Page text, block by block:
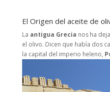
El Origen del aceite de
La antigua Grecia nos ha
el olivo. Dicen que había dos
la capital del imperio heleno,